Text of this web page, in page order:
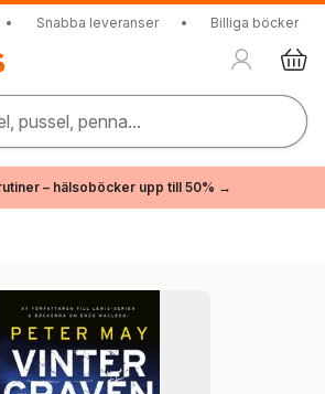
• Snabba leveranser • Billiga böcker
pussel, penna...
– hälsoböcker upp till 50% →